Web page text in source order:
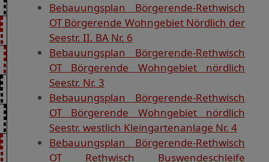
Bebauungsplan Börgerende-Rethwisch
OT Börgerende Wohngebiet Nördlich der
Seestr. II. BA Nr. 6
Bebauungsplan Börgerende-Rethwisch
OT Börgerende Wohngebiet nördlich
Seestr. Nr. 3
Bebauungsplan Börgerende-Rethwisch
OT Börgerende Wohngebiet nördlich
Seestr. westlich Kleingartenanlage Nr. 4
Bebauungsplan Börgerende-Rethwisch
OT Rethwisch Buswendeschleife